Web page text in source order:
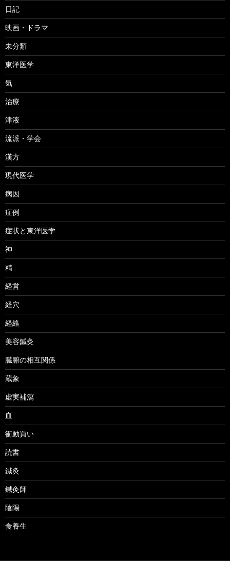
日記
映画・ドラマ
未分類
東洋医学
気
治療
津液
流派・学会
漢方
現代医学
病因
症例
症状と東洋医学
神
精
経営
経穴
経絡
美容鍼灸
臓腑の相互関係
蔵象
虚実補瀉
血
衝動買い
読書
鍼灸
鍼灸師
陰陽
食養生